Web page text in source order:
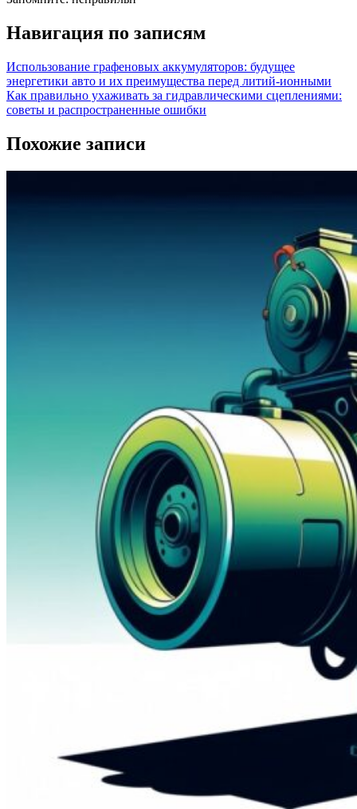
Навигация по записям
Использование графеновых аккумуляторов: будущее
энергетики авто и их преимущества перед литий-ионными
Как правильно ухаживать за гидравлическими сцеплениями:
советы и распространенные ошибки
Похожие записи